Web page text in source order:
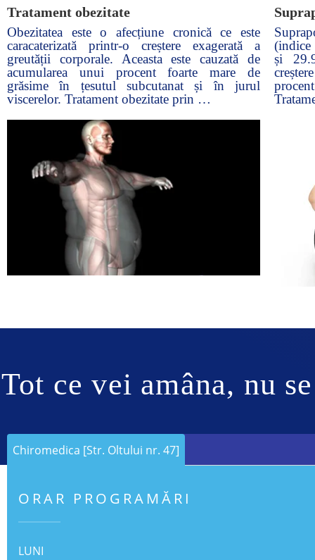
Tratament obezitate
Obezitatea este o afecțiune cronică ce este
caracaterizată printr-o creștere exagerată a
greutății corporale. Aceasta este cauzată de
acumularea unui procent foarte mare de
grăsime în țesutul subcutanat și în jurul
viscerelor. Tratament obezitate prin …
(indice
și
Tot ce vei amâna, nu